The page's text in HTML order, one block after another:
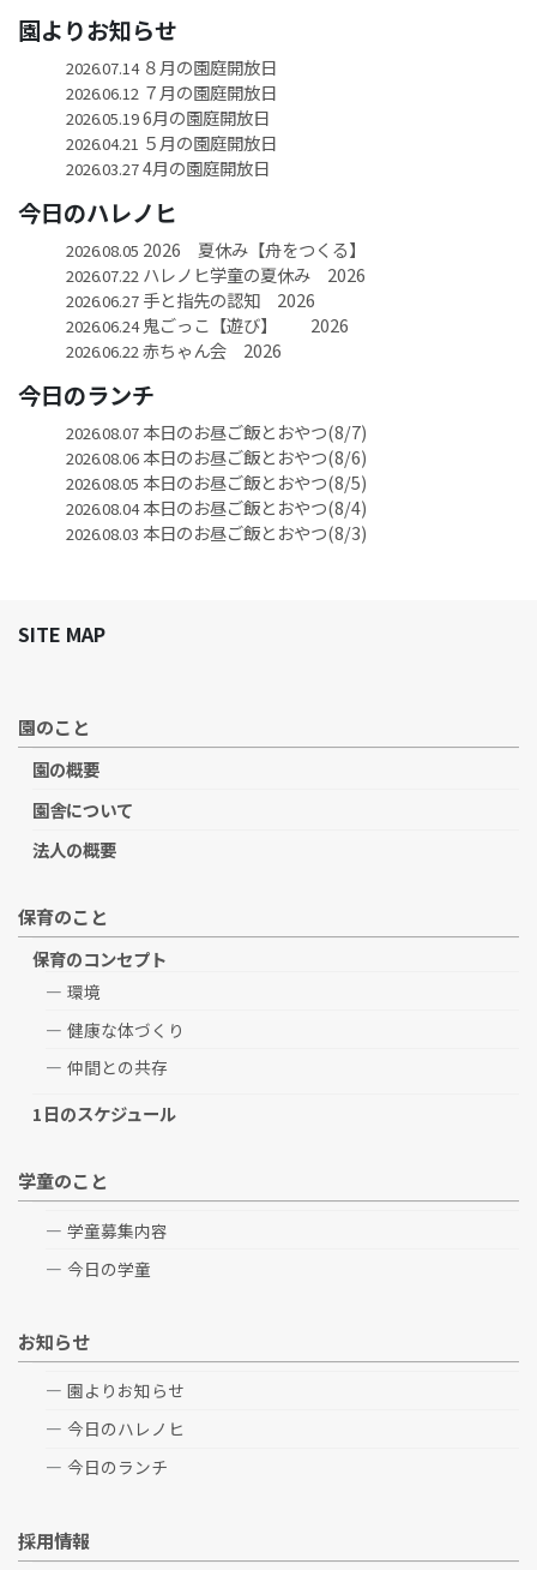
園よりお知らせ
2026.07.14８月の園庭開放日
2026.06.12７月の園庭開放日
2026.05.196月の園庭開放日
2026.04.21 ５月の園庭開放日
2026.03.274月の園庭開放日
今日のハレノヒ
2026.08.05 2026 夏休み【舟をつくる】
2026.07.22ハレノヒ学童の夏休み 2026
2026.06.27手と指先の認知 2026
2026.06.24鬼ごっこ【遊び】 2026
2026.06.22赤ちゃん会 2026
今日のランチ
2026.08.07本日のお昼ご飯とおやつ(8/7)
2026.08.06本日のお昼ご飯とおやつ(8/6)
2026.08.05 本日のお昼ご飯とおやつ(8/5)
2026.08.04本日のお昼ご飯とおやつ(8/4)
2026.08.03 本日のお昼ご飯とおやつ(8/3)
SITE MAP
園のこと
園の概要
園舎について
法人の概要
保育のこと
保育のコンセプト
環境
健康な体づくり
仲間との共存
1日のスケジュール
学童のこと
学童募集内容
今日の学童
お知らせ
園よりお知らせ
今日のハレノヒ
今日のランチ
採用情報